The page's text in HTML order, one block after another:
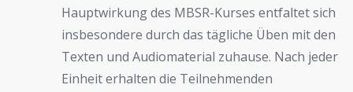
Hauptwirkung des MBSR-Kurses entfaltet sich
insbesondere durch das tägliche Üben mit den
Texten und Audiomaterial zuhause. Nach jeder
Einheit erhalten die Teilnehmenden